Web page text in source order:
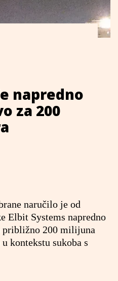
napredno
za 200
naručilo je od
Elbit Systems napredno
200 milijuna
kontekstu sukoba s